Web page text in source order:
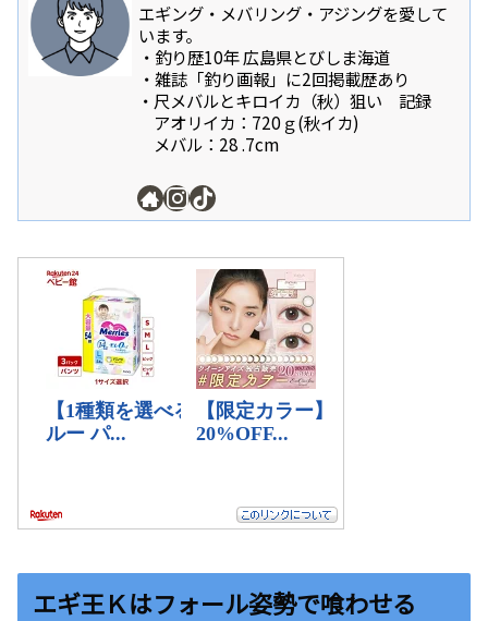
エギング・メバリング・アジングを愛して
います。
・釣り歴10年 広島県とびしま海道
・雑誌「釣り画報」に2回掲載歴あり
・尺メバルとキロイカ（秋）狙い 記録
アオリイカ：720ｇ(秋イカ)
メバル：28 .7cm
エギ王Ｋはフォール姿勢で喰わせる